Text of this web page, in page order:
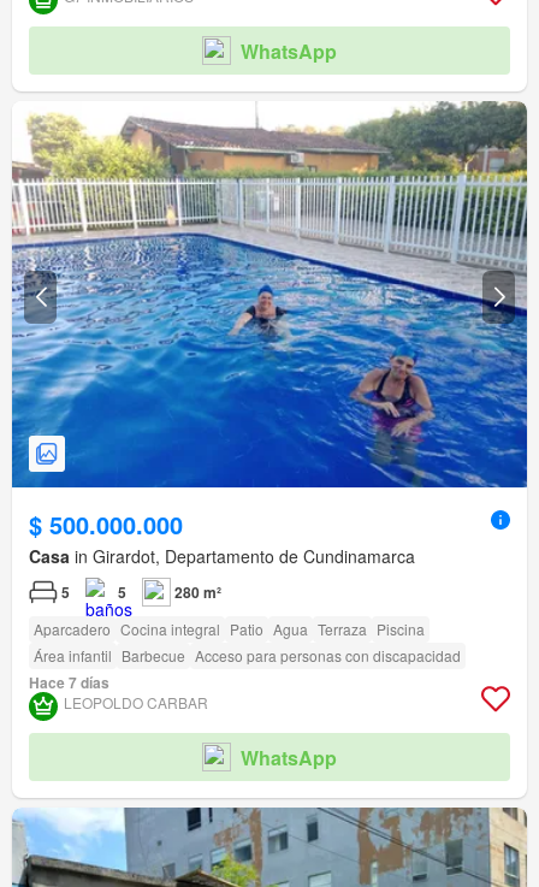
WhatsApp
$ 500.000.000
Casa in Girardot, Departamento de Cundinamarca
5 5 280 m²
Aparcadero Cocina integral Patio Agua Terraza Piscina
Área infantil Barbecue Acceso para personas con discapacidad
Hace 7 días
LEOPOLDO CARBAR
WhatsApp